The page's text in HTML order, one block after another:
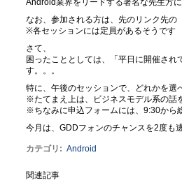
なお、参加される方は、先のリンク先の
※各セッションには定員があるそうです
さて、
困ったこととしては、「平日に開催さ
す。。。
特に、午後のセッションで、どれかを選
※たてまえ上は、ビジネスモデル系の話
※ちなみに申込フォームには、9:30から
今月は、GDDフォンのチャンスを2度も
カテゴリ : Android
関連記事